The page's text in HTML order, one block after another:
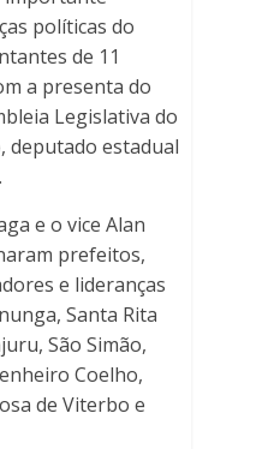
políticas do
de 11
a presenta do
Legislativa do
deputado estadual
e o vice Alan
prefeitos,
e lideranças
Santa Rita
São Simão,
Coelho,
de Viterbo e